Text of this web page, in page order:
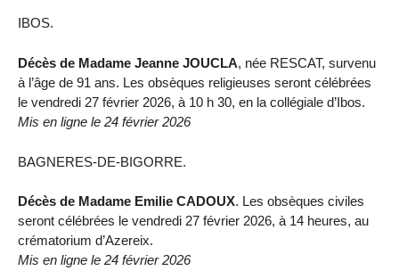
IBOS.
Décès de Madame Jeanne JOUCLA, née RESCAT, survenu
à l’âge de 91 ans. Les obsèques religieuses seront célébrées
le vendredi 27 février 2026, à 10 h 30, en la collégiale d’Ibos.
Mis en ligne le 24 février 2026
BAGNERES-DE-BIGORRE.
Décès de Madame Emilie CADOUX. Les obsèques civiles
seront célébrées le vendredi 27 février 2026, à 14 heures, au
crématorium d’Azereix.
Mis en ligne le 24 février 2026